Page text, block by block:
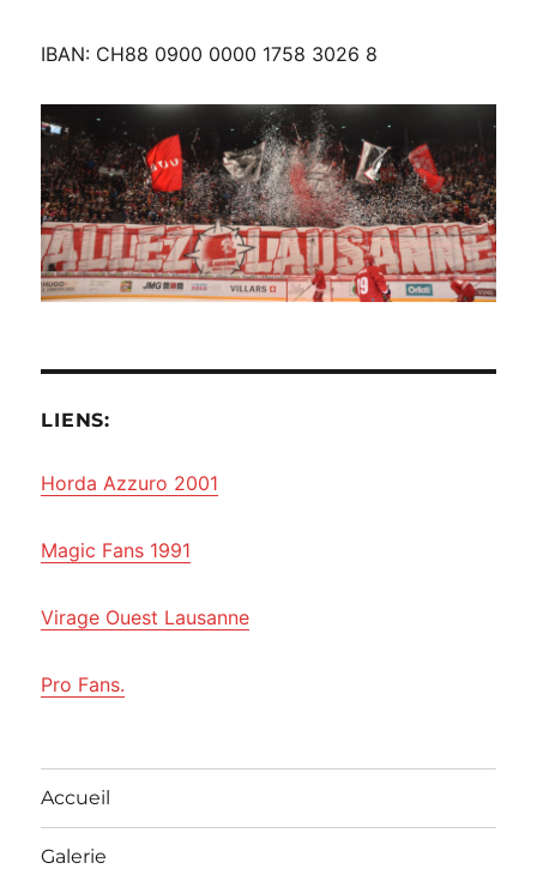
IBAN: CH88 0900 0000 1758 3026 8
LIENS:
Horda Azzuro 2001
Magic Fans 1991
Virage Ouest Lausanne
Pro Fans.
Accueil
Galerie